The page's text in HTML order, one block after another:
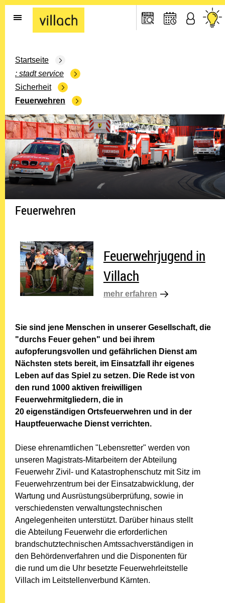
Gehe zur Startseite
Startseite
stadt service
Sicherheit
Feuerwehren
Feuerwehren
Feuerwehrjugend in Villach
Feuerwehrjugend in
Villach
mehr erfahrenmehr erfahren
Sie sind jene Menschen in unserer Gesellschaft, die
"durchs Feuer gehen" und bei ihrem
aufopferungsvollen und gefährlichen Dienst am
Nächsten stets bereit, im Einsatzfall ihr eigenes
Leben auf das Spiel zu setzen. Die Rede ist von
den rund 1000 aktiven freiwilligen
Feuerwehrmitgliedern, die in
20 eigenständigen Ortsfeuerwehren und in der
Hauptfeuerwache Dienst verrichten.
Diese ehrenamtlichen "Lebensretter" werden von
unseren Magistrats-Mitarbeitern der Abteilung
Feuerwehr Zivil- und Katastrophenschutz mit Sitz im
Feuerwehrzentrum bei der Einsatzabwicklung, der
Wartung und Ausrüstungsüberprüfung, sowie in
verschiedensten verwaltungstechnischen
Angelegenheiten unterstützt. Darüber hinaus stellt
die Abteilung Feuerwehr die erforderlichen
brandschutztechnischen Amtssachverständigen in
den Behördenverfahren und die Disponenten für
die rund um die Uhr besetzte Feuerwehrleitstelle
Villach im Leitstellenverbund Kärnten.